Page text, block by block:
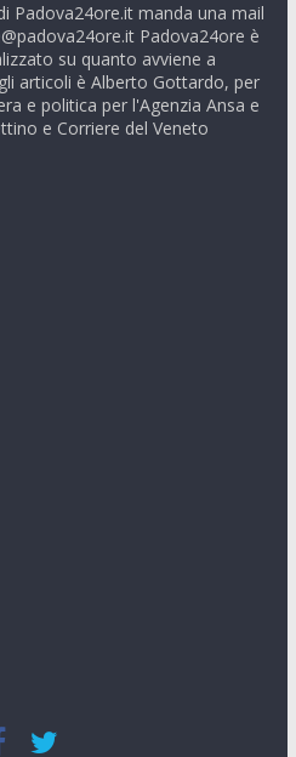
Padova24ore.it manda una mail
Padova24ore è
su quanto avviene a
articoli è Alberto Gottardo, per
e politica per l'Agenzia Ansa e
e Corriere del Veneto